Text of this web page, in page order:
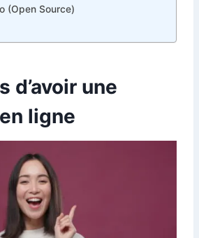
(Open Source)
d’avoir une
ligne